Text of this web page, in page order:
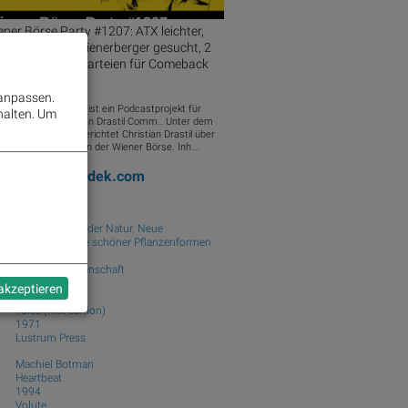
Börse Party #1207: ATX leichter,
Bajaj und Wienerberger gesucht, 2
3 Regierungsparteien für Comeback
Börse Party ist ein Podcastprojekt für
CD.at von Christian Drastil Comm.. Unter dem
„Market & Me“ berichtet Christian Drastil über
Tagesgeschehen an der Wiener Börse. Inh...
josefchladek.com
Wundergarten der Natur. Neue
Bilddokumente schöner Pflanzenformen
für Kunstwissenschaft
Larry Clark
Tulsa (first edition)
1971
Lustrum Press
Machiel Botman
Heartbeat
1994
Volute
Um